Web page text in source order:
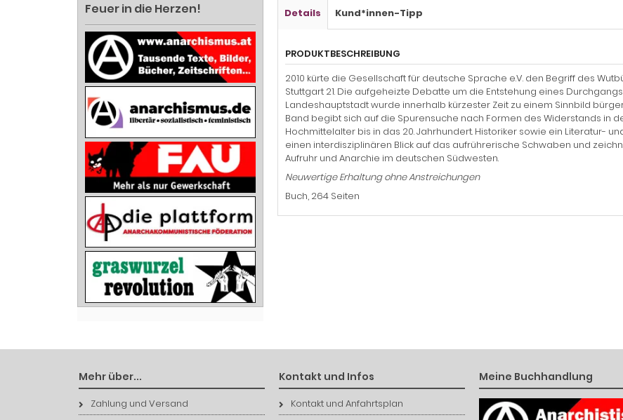
Details Kund*innen-Tipp
PRODUKTBESCHREIBUNG
2010 kürte die Gesellschaft für deutsche Sprache e.V. den Begriff des
Stuttgart 21. Die aufgeheizte Debatte um die Entstehung eines
Landeshauptstadt wurde innerhalb kürzester Zeit zu einem Sinnbild
Band begibt sich auf die Spurensuche nach Formen des Widerstands in
Hochmittelalter bis in das 20. Jahrhundert. Historiker sowie ein Literatur-
einen interdisziplinären Blick auf das aufrührerische Schwaben und
Aufruhr und Anarchie im deutschen Südwesten.
Neuwertige Erhaltung ohne Anstreichungen
Buch, 264 Seiten
Feuer in die Herzen!
Mehr über...
Zahlung und Versand
Kontakt und Infos
Kontakt und Anfahrtsplan
Meine Buchhandlung